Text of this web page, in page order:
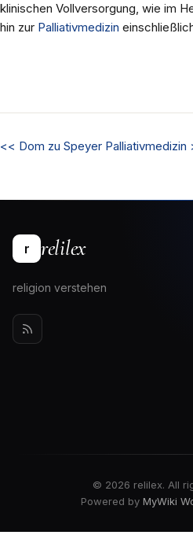
klinischen Vollversorgung, wie im
hin zur Palliativmedizin
<< Dom zu Speyer Palliativmedizin
r relilex
religion verstehen
© 2026 relilex. All
Powered by MyWiki